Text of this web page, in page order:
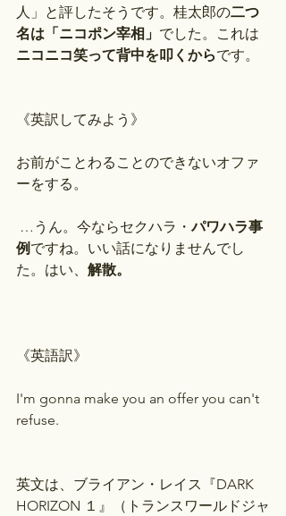
人」と評したそうです。桂太郎の二つ
名は「ニコポン宰相」 でした。これは
ニコニコ笑って背中を叩くからです。
《英訳してみよう》
お前がことわることのできないオファ
ーをする。
…うん。今ならセクハラ・パワハラ事
例 ですね。いい話になりませんでし
た。はい、 解散。
《英語訳》
I'm gonna make you an offer you can't
refuse.
英文は、ブライアン・レイス『DARK
HORIZON １』（トランスワールドジャ